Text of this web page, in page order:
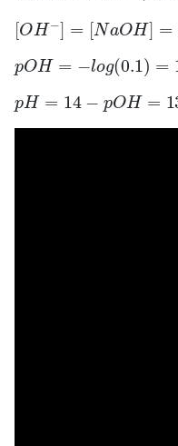
[O H− ] NaO H]=
OH= g 0.1 )=
H= 14 − H=13